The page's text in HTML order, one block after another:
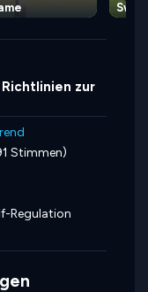
zur
Stimmen)
Regulation